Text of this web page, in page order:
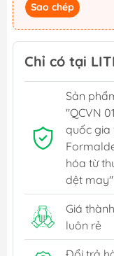
Sao chép
Chỉ có tại
Sản
"QCVN
quốc gia
hóa từ
dệt may"
Giá
luôn rẻ